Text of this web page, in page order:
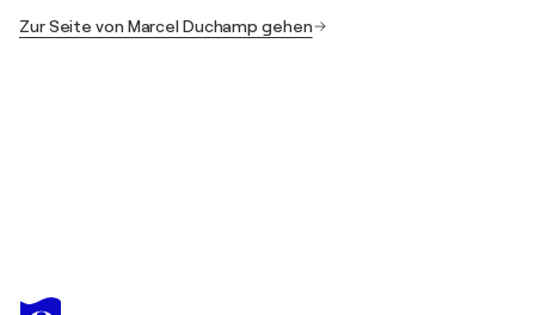
Zur Seite von Marcel Duchamp gehen
MARCEL DUCHAMP